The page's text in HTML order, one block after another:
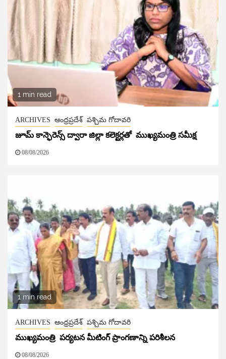
1 min read
ARCHIVES ఆంధ్రప్రదేశ్ పశ్చిమ గోదావరి
జూమ్ కాన్ఫెరెన్స్ ద్వారా జిల్లా కలెక్టర్లతో ముఖ్యమంత్రి సమీక్ష
08/08/2026
1 min read
ARCHIVES ఆంధ్రప్రదేశ్ పశ్చిమ గోదావరి
ముఖ్యమంత్రి పర్యటన మీటింగ్ ప్రాంగణాన్ని పరిశీలన
08/08/2026